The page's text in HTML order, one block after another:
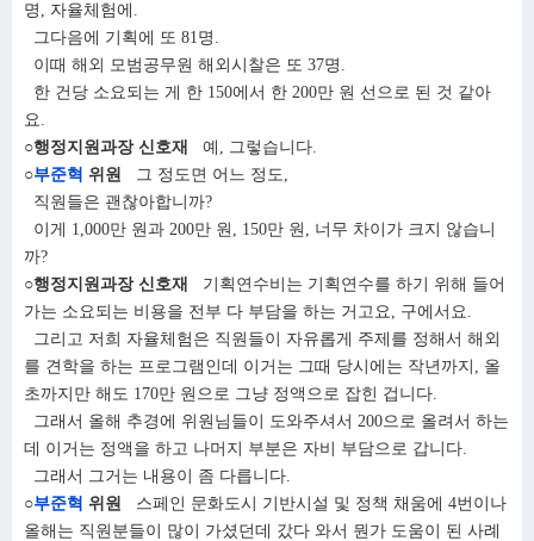
명, 자율체험에.
그다음에 기획에 또 81명.
이때 해외 모범공무원 해외시찰은 또 37명.
한 건당 소요되는 게 한 150에서 한 200만 원 선으로 된 것 같아
요.
○행정지원과장 신호재
예, 그렇습니다.
○부준혁 위원
그 정도면 어느 정도,
직원들은 괜찮아합니까?
이게 1,000만 원과 200만 원, 150만 원, 너무 차이가 크지 않습니
까?
○행정지원과장 신호재
기획연수비는 기획연수를 하기 위해 들어
가는 소요되는 비용을 전부 다 부담을 하는 거고요, 구에서요.
그리고 저희 자율체험은 직원들이 자유롭게 주제를 정해서 해외
를 견학을 하는 프로그램인데 이거는 그때 당시에는 작년까지, 올
초까지만 해도 170만 원으로 그냥 정액으로 잡힌 겁니다.
그래서 올해 추경에 위원님들이 도와주셔서 200으로 올려서 하는
데 이거는 정액을 하고 나머지 부분은 자비 부담으로 갑니다.
그래서 그거는 내용이 좀 다릅니다.
○부준혁 위원
스페인 문화도시 기반시설 및 정책 채움에 4번이나
올해는 직원분들이 많이 가셨던데 갔다 와서 뭔가 도움이 된 사례